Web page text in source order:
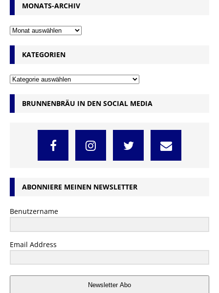
MONATS-ARCHIV
KATEGORIEN
BRUNNENBRÄU IN DEN SOCIAL MEDIA
ABONNIERE MEINEN NEWSLETTER
Benutzername
Email Address
Newsletter Abo